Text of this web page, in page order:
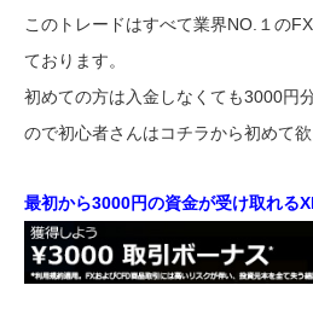
このトレードはすべて業界NO.１の
ております。
初めての方は入金しなくても3000円
ので初心者さんはコチラから初めて欲
最初から3000円の資金が受け取れる